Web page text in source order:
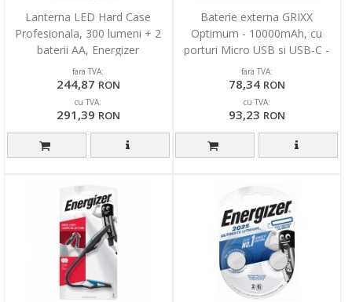
Lanterna LED Hard Case
Profesionala, 300 lumeni + 2
baterii AA, Energizer
fara TVA:
244,87 RON
cu TVA:
291,39 RON
Baterie externa GRIXX
Optimum - 10000mAh, cu
porturi Micro USB si USB-C -
neagra
fara TVA:
78,34 RON
cu TVA:
93,23 RON